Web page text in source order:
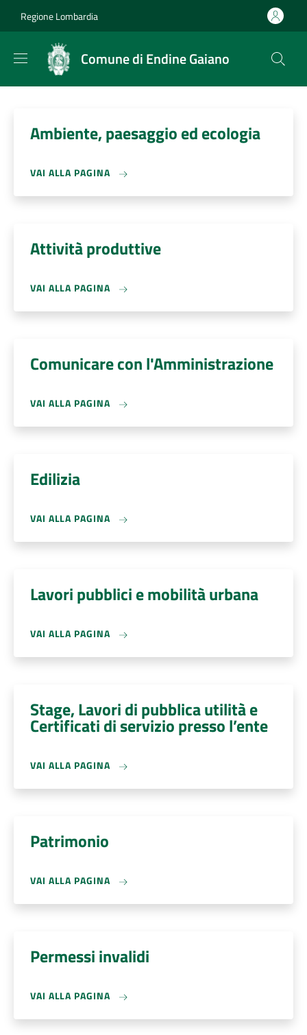
Regione Lombardia
Comune di Endine Gaiano
Ambiente, paesaggio ed ecologia
VAI ALLA PAGINA
Attività produttive
VAI ALLA PAGINA
Comunicare con l'Amministrazione
VAI ALLA PAGINA
Edilizia
VAI ALLA PAGINA
Lavori pubblici e mobilità urbana
VAI ALLA PAGINA
Stage, Lavori di pubblica utilità e
Certificati di servizio presso l’ente
VAI ALLA PAGINA
Patrimonio
VAI ALLA PAGINA
Permessi invalidi
VAI ALLA PAGINA